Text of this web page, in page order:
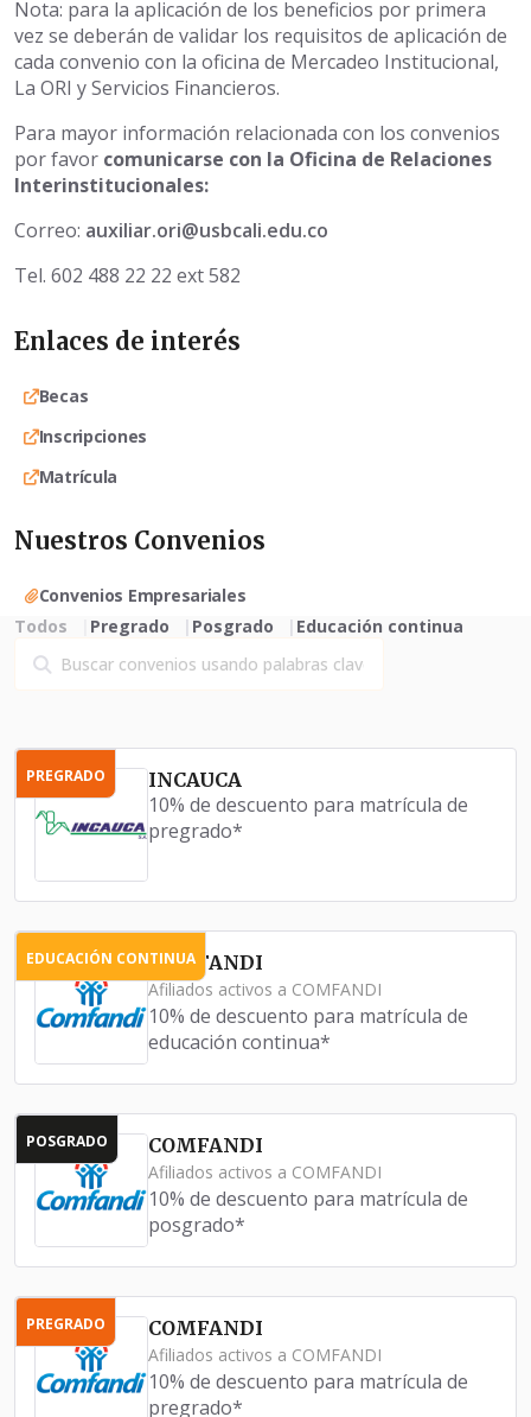
Nota: para la aplicación de los beneficios por primera
vez se deberán de validar los requisitos de aplicación de
cada convenio con la oficina de Mercadeo Institucional,
La ORI y Servicios Financieros.
Para mayor información relacionada con los convenios
por favor comunicarse con la Oficina de Relaciones
Interinstitucionales:
Correo: auxiliar.ori@usbcali.edu.co
Tel. 602 488 22 22 ext 582
Enlaces de interés
Becas
Inscripciones
Matrícula
Nuestros Convenios
Convenios Empresariales
Todos
Pregrado Posgrado Educación continua
PREGRADO INCAUCA
10% de descuento para matrícula de
pregrado*
EDUCACIÓN CONTINUACOMFANDI
Afiliados activos a COMFANDI
10% de descuento para matrícula de
educación continua*
POSGRADO COMFANDI
Afiliados activos a COMFANDI
10% de descuento para matrícula de
posgrado*
PREGRADO COMFANDI
Afiliados activos a COMFANDI
10% de descuento para matrícula de
pregrado*